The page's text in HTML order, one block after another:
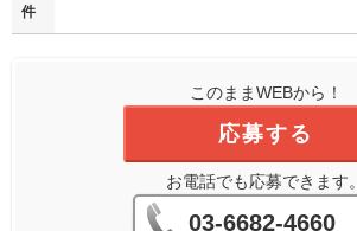
件
このままWEBから！
応募する
お電話でも応募できます。
03-6682-4660